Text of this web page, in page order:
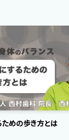
めの歩き方とは